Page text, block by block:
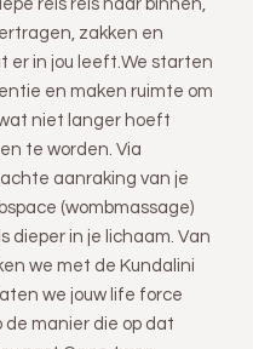
reis reis naar binnen,
zakken en
er in jou leeft.​We starten
en maken ruimte om
niet langer hoeft
te worden. Via
aanraking van je
(wombmassage)
dieper in je lichaam. Van
we met de Kundalini
we jouw life force
de manier die op dat